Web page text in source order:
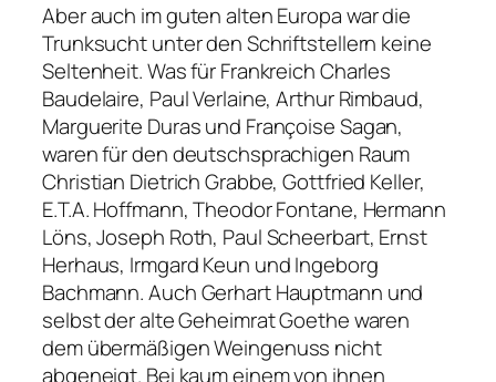
Aber auch im guten alten Europa war die
Trunksucht unter den Schriftstellern keine
Seltenheit. Was für Frankreich Charles
Baudelaire, Paul Verlaine, Arthur Rimbaud,
Marguerite Duras und Françoise Sagan,
waren für den deutschsprachigen Raum
Christian Dietrich Grabbe, Gottfried Keller,
E.T.A. Hoffmann, Theodor Fontane, Hermann
Löns, Joseph Roth, Paul Scheerbart, Ernst
Herhaus, Irmgard Keun und Ingeborg
Bachmann. Auch Gerhart Hauptmann und
selbst der alte Geheimrat Goethe waren
dem übermäßigen Weingenuss nicht
abgeneigt. Bei kaum einem von ihnen